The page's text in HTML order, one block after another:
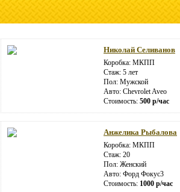
Николай Селиванов
Коробка: МКПП
Стаж: 5 лет
Пол: Мужской
Авто: Chevrolet Aveo
Стоимость: 500 р/час
Анжелика Рыбалова
Коробка: МКПП
Стаж: 20
Пол: Женский
Авто: Форд Фокус3
Стоимость: 1000 р/час